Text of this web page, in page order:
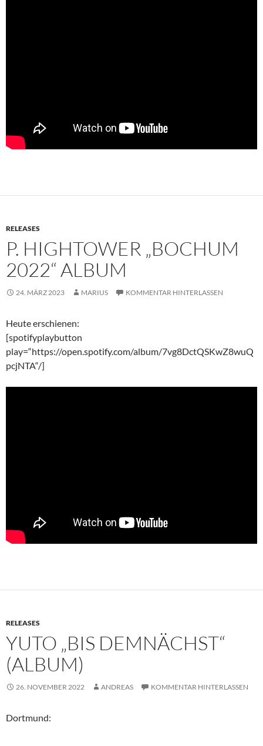
RELEASES
P. HIGHTOWER „BOCHUM
2022“ ALBUM
24. MÄRZ 2023 MARIUS KOMMENTAR HINTERLASSEN
Heute erschienen:
[spotifyplaybutton
play=“https://open.spotify.com/album/7vg8DctQSKwZ8wuQ
pcjNTA“/]
RELEASES
YUTO „BIS DEMNÄCHST“
(ALBUM)
26. NOVEMBER 2022 ANDREAS KOMMENTAR HINTERLASSEN
Dortmund: